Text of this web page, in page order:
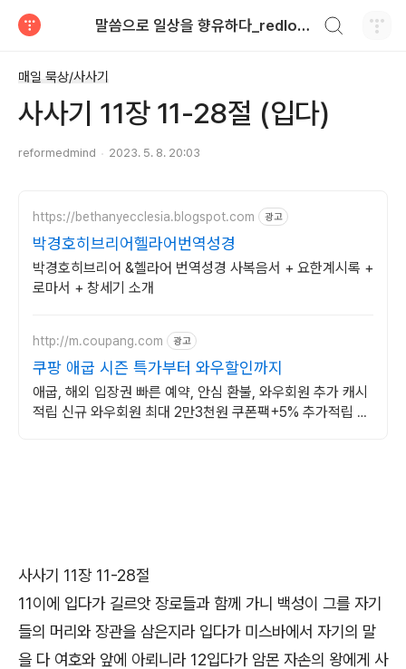
말씀으로 일상을 향유하다_redlongstone
매일 묵상/사사기
사사기 11장 11-28절 (입다)
reformedmind 2023. 5. 8. 20:03
https://bethanyecclesia.blogspot.com 광고
박경호히브리어헬라어번역성경
박경호히브리어 &헬라어 번역성경 사복음서 + 요한계시록 +
로마서 + 창세기 소개
http://m.coupang.com 광고
쿠팡 애굽 시즌 특가부터 와우할인까지
애굽, 해외 입장권 빠른 예약, 안심 환불, 와우회원 추가 캐시
적립 신규 와우회원 최대 2만3천원 쿠폰팩+5% 추가적립 혜
사사기 11장 11-28절
11이에 입다가 길르앗 장로들과 함께 가니 백성이 그를 자기
들의 머리와 장관을 삼은지라 입다가 미스바에서 자기의 말
을 다 여호와 앞에 아뢰니라 12입다가 암몬 자손의 왕에게 사